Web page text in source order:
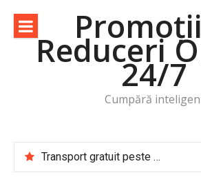
conținutReduceri
24/7
Cumpără
Transport gratuit peste 50 lei! -83% -50% -30% -20%